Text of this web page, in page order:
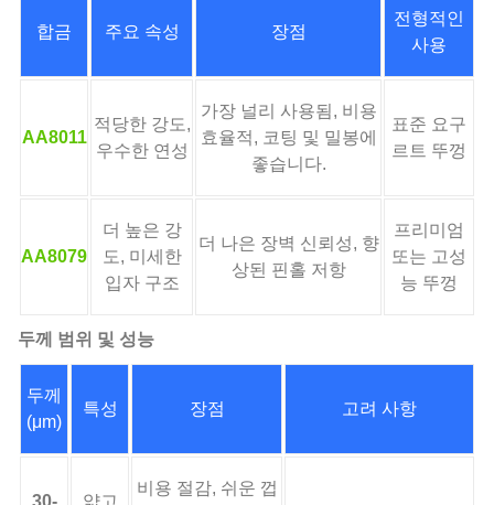
합금 주요 속성 장점
전형적인
사용
AA8011
적당한 강도,
우수한 연성
가장 널리 사용됨, 비용
효율적, 코팅 및 밀봉에
좋습니다.
표준 요구
르트 뚜껑
AA8079
더 높은 강
도, 미세한
입자 구조
더 나은 장벽 신뢰성, 향
상된 핀홀 저항
프리미엄
또는 고성
능 뚜껑
두께 범위 및 성능
두께
(μm)
특성 장점 고려 사항
비용 절감, 쉬운 껍